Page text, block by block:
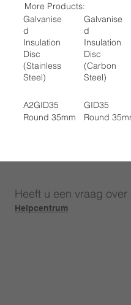
More Products:
Galvanise
d
Insulation
Disc
(Stainless
Steel)
A2GID35
Round 35mm
Galvanise
d
Insulation
Disc
(Carbon
Steel)
GID35
Round
Heeft u een vraag
Helpcentrum